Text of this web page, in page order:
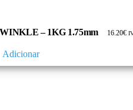
– 1KG 1.75mm 16.20€
Adicionar